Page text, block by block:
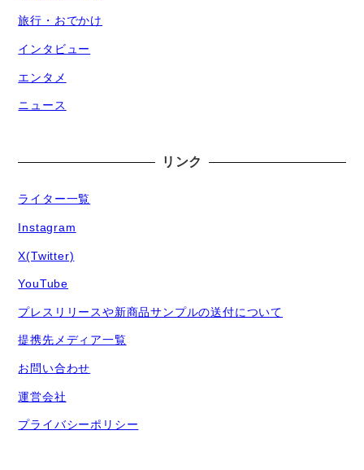
旅行・おでかけ
インタビュー
エンタメ
ニュース
リンク
ライター一覧
Instagram
X(Twitter)
YouTube
プレスリリースや新商品サンプルの送付について
提携先メディア一覧
お問い合わせ
運営会社
プライバシーポリシー